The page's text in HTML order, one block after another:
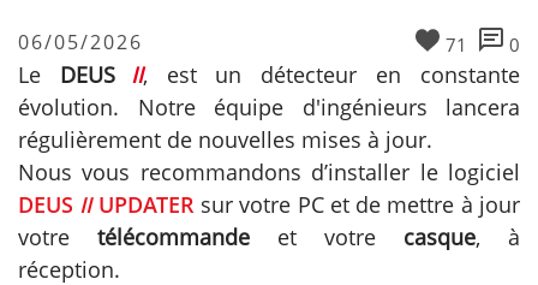
06/05/2026 71 0
Le DEUS II, est un détecteur en constante
évolution. Notre équipe d'ingénieurs lancera
régulièrement de nouvelles mises à jour.
Nous vous recommandons d’installer le logiciel
DEUS IIUPDATER sur votre PC et de mettre à jour
votre télécommande et votre casque, à
réception.